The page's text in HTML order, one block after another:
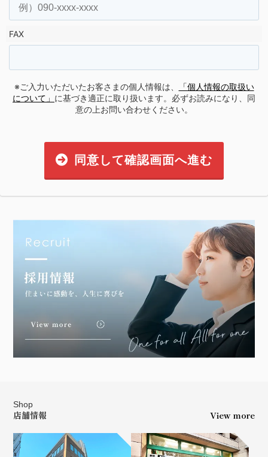
FAX
※ご入力いただいたお客さまの個人情報は、
「個人情報の取扱い
について」 に基づき適正に取り扱います。必ずお読みになり、同
意の上お問い合わせください。
同意して確認画面へ進む
Shop
店舗情報 View more